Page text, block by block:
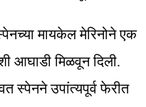
मायकेल मेरिनोने एक
आघाडी मिळवून दिली.
स्पेनने उपांत्यपूर्व फेरीत